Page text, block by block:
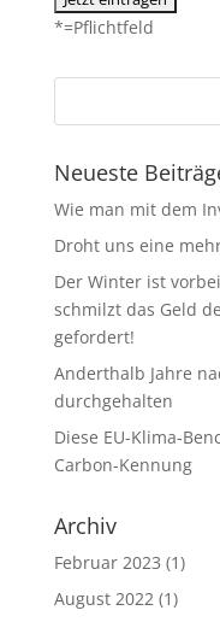
*=Pflichtfeld
Neueste
Wie man mit dem
Droht uns eine
Der Winter ist
schmilzt das Geld
gefordert!
Anderthalb Jahre
durchgehalten
Diese EU-Klima-
Carbon-Kennung
Archiv
Februar 2023 (1)
August 2022(1)